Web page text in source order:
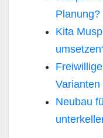
Planung?
Kita
Varianten
Neubau